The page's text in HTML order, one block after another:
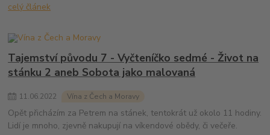
celý článek
Tajemství původu 7 - Vyčteníčko sedmé - Život na
stánku 2 aneb Sobota jako malovaná
11.06.2022 Vína z Čech a Moravy
Opět přicházím za Petrem na stánek, tentokrát už okolo 11 hodiny.
Lidí je mnoho, zjevně nakupují na víkendové obědy, či večeře.